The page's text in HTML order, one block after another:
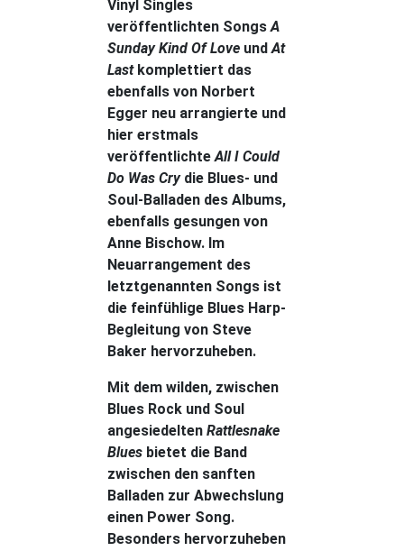
Vinyl Singles
veröffentlichten SongsA
Sunday Kind Of Love undAt
Lastkomplettiert das
ebenfalls von Norbert
Egger neu arrangierte und
hier erstmals
veröffentlichteAll I Could
Do Was Crydie Blues- und
Soul-Balladen des Albums,
ebenfalls gesungen von
Anne Bischow. Im
Neuarrangement des
letztgenannten Songs ist
die feinfühlige Blues Harp-
Begleitung von Steve
Baker hervorzuheben.
Mit dem wilden, zwischen
Blues Rock und Soul
angesiedelten Rattlesnake
Blues bietet die Band
zwischen den sanften
Balladen zur Abwechslung
einen Power Song.
Besonders hervorzuheben